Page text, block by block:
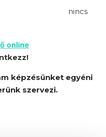
nincs
online
képzésünket egyéni
szervezi.